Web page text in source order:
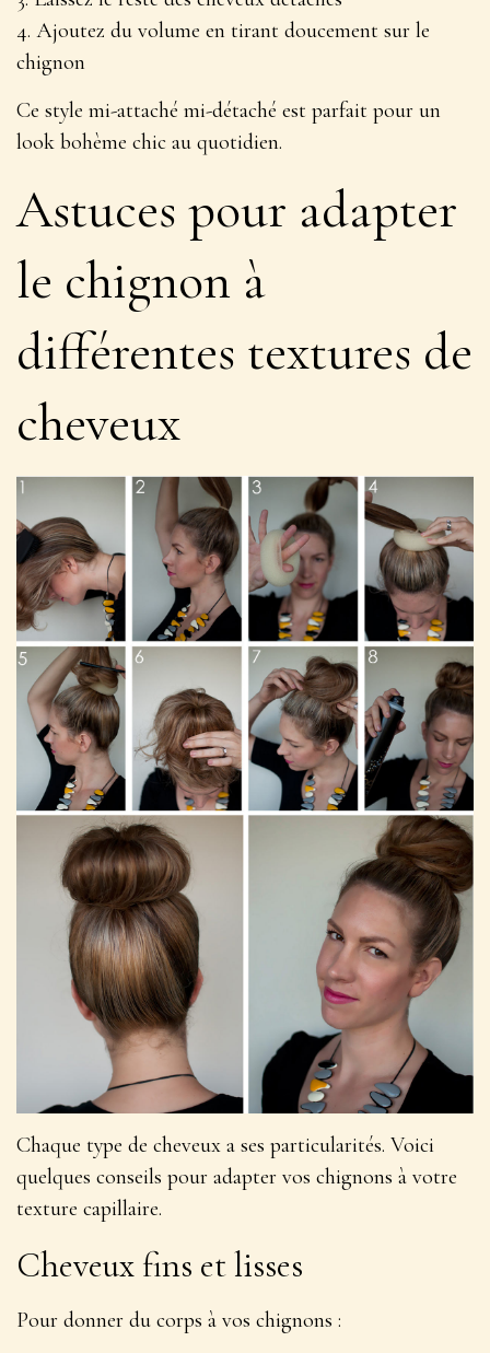
4. Ajoutez du volume en tirant doucement sur le
chignon
Ce style mi-attaché mi-détaché est parfait pour un
look bohème chic au quotidien.
Astuces pour adapter
le chignon à
différentes textures de
cheveux
Chaque type de cheveux a ses particularités. Voici
quelques conseils pour adapter vos chignons à votre
texture capillaire.
Cheveux fins et lisses
Pour donner du corps à vos chignons :